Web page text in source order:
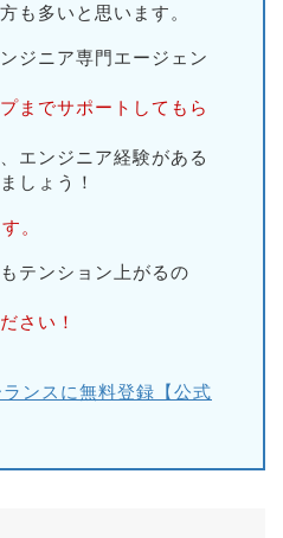
も多いと思います。
ジニア専門エージェン
までサポートしてもら
エンジニア経験がある
しょう！
。
テンション上がるの
さい！
ンスに無料登録【公式